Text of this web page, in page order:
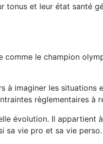
tonus et leur état santé
comme le champion
à imaginer les
règlementaires à
évolution. Il appartient
sa vie pro et sa vie perso.